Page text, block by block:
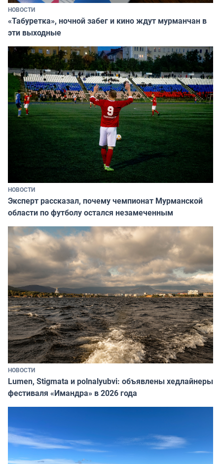
НОВОСТИ
«Табуретка», ночной забег и кино ждут мурманчан в
эти выходные
НОВОСТИ
Эксперт рассказал, почему чемпионат Мурманской
области по футболу остался незамеченным
НОВОСТИ
Lumen, Stigmata и polnalyubvi: объявлены хедлайнеры
фестиваля «Имандра» в 2026 года